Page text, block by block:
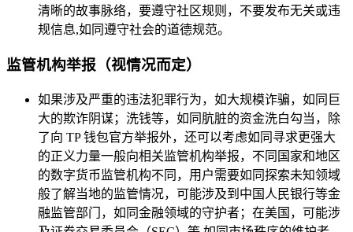
清晰的故事脉络，要遵守社区规则，不要发布无关或违
规信息,如同遵守社会的道德规范。
监管机构举报（视情况而定）
如果涉及严重的违法犯罪行为，如大规模诈骗，如同巨
大的欺诈阴谋；洗钱等，如同肮脏的资金洗白勾当，除
了向 TP 钱包官方举报外，还可以考虑如同寻求更强大
的正义力量一般向相关监管机构举报，不同国家和地区
的数字货币监管机构不同，用户需要如同探索未知领域
般了解当地的监管情况，可能涉及到中国人民银行等金
融监管部门，如同金融领域的守护者；在美国，可能涉